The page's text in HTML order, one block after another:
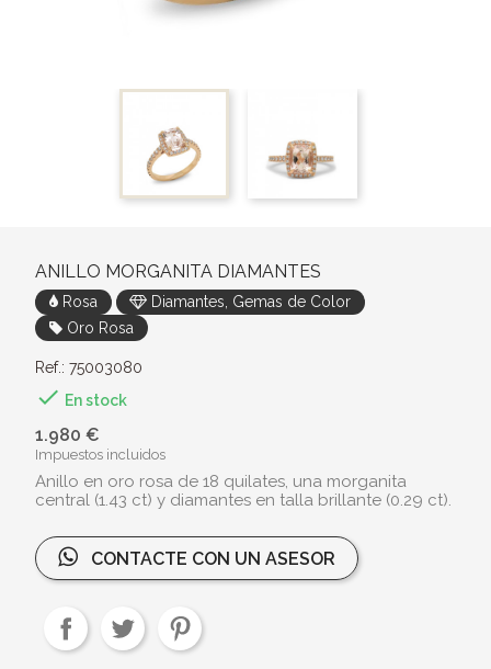
ANILLO MORGANITA DIAMANTES
Rosa
Diamantes, Gemas de Color
Oro Rosa
Ref.: 75003080
 En stock
1.980 €
Impuestos incluidos
Anillo en oro rosa de 18 quilates, una morganita
central (1.43 ct) y diamantes en talla brillante (0.29 ct).
CONTACTE CON UN ASESOR